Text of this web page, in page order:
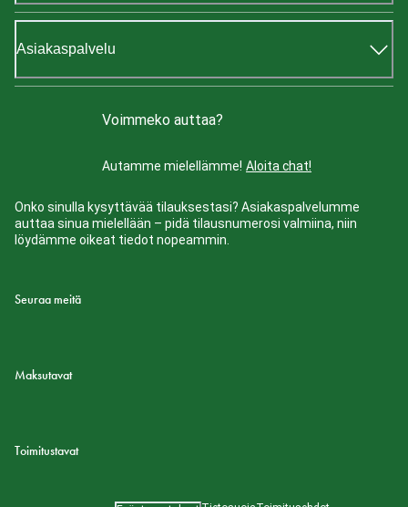
Asiakaspalvelu
Voimmeko auttaa?
Autamme mielellämme! Aloita chat!
Onko sinulla kysyttävää tilauksestasi? Asiakaspalvelumme
auttaa sinua mielellään – pidä tilausnumerosi valmiina, niin
löydämme oikeat tiedot nopeammin.
Seuraa meitä
Maksutavat
Toimitustavat